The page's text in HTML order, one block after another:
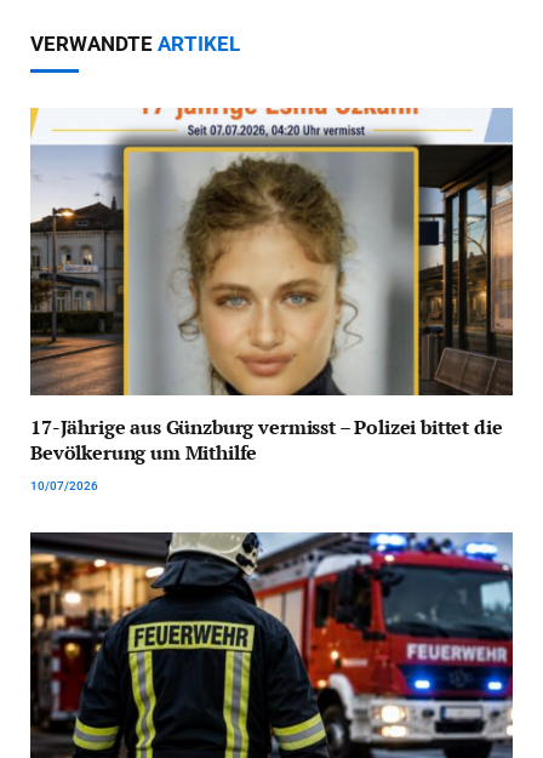
VERWANDTE ARTIKEL
17-Jährige aus Günzburg vermisst – Polizei bittet die
Bevölkerung um Mithilfe
10/07/2026